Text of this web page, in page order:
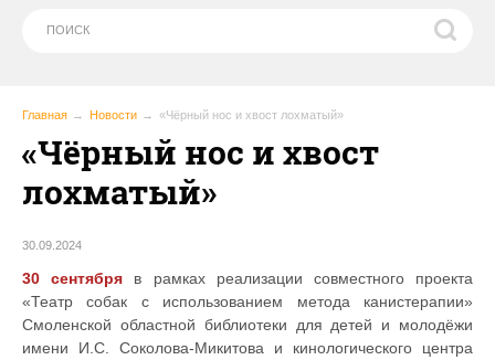
Главная Новости «Чёрный нос и хвост лохматый»
«Чёрный нос и хвост
лохматый»
30.09.2024
30 сентября в рамках реализации совместного проекта
«Театр собак с использованием метода канистерапии»
Смоленской областной библиотеки для детей и молодёжи
имени И.С. Соколова-Микитова и кинологического центра